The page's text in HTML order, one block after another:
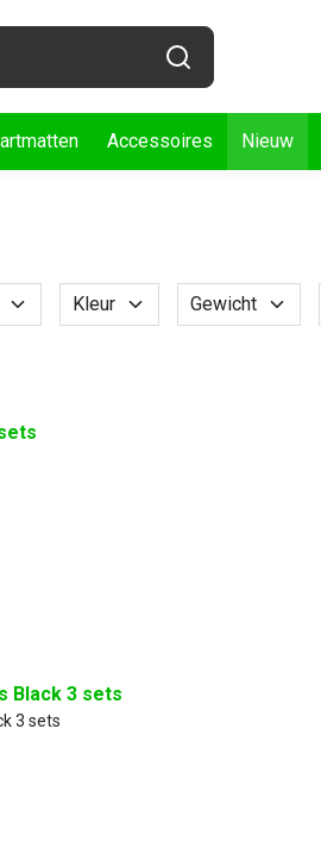
Accessoires Nieuw
Kleur Gewicht
Black 3 sets
3 sets